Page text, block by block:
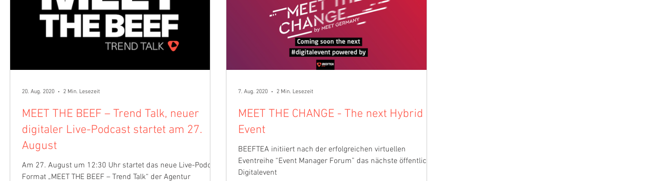
MEET THE BEEF – Trend Talk, neuer
digitaler Live-Podcast startet am 27.
August
Am 27. August um 12:30 Uhr startet das neue Live-Podcast
Format „MEET THE BEEF – Trend Talk“ der Agentur
20. Aug. 2020 2 Min. Lesezeit
MEET THE CHANGE - The next Hybrid
Event
BEEFTEA initiiert nach der erfolgreichen virtuellen
Eventreihe “Event Manager Forum” das nächste öffentliche
Digitalevent
7. Aug. 2020 2 Min. Lesezeit